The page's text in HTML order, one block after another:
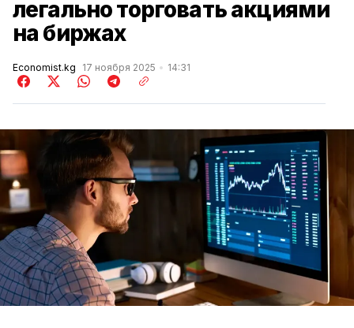
легально торговать акциями
на биржах
Economist.kg 17 ноября 2025 14:31